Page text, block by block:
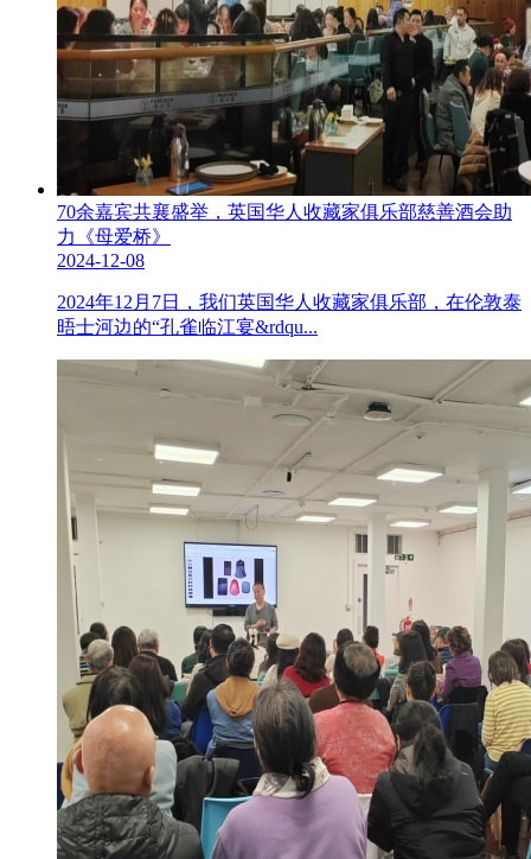
70余嘉宾共襄盛举，英国华人收藏家俱乐部慈善酒会助
力《母爱桥》
2024-12-08
2024年12月7日，我们英国华人收藏家俱乐部，在伦敦泰
晤士河边的“孔雀临江宴&rdqu...